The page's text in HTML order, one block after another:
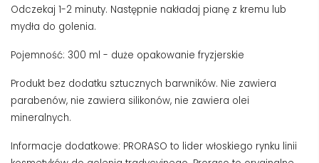
Odczekaj 1-2 minuty. Następnie nakładaj pianę z kremu lub
mydła do golenia.
Pojemność: 300 ml - duże opakowanie fryzjerskie
Produkt bez dodatku sztucznych barwników. Nie zawiera
parabenów, nie zawiera silikonów, nie zawiera olei
mineralnych.
Informacje dodatkowe: PRORASO to lider włoskiego rynku linii